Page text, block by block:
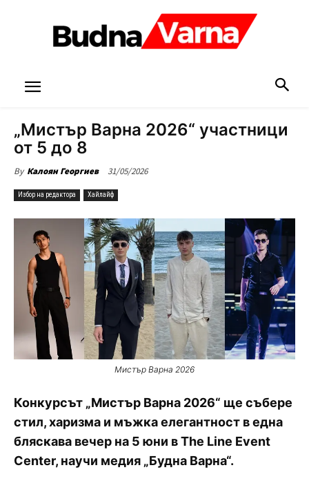
„Мистър Варна 2026“ участници
от 5 до 8
By Калоян Георгиев 31/05/2026
Избор на редактора Хайлайф
Мистър Варна 2026
Конкурсът „Мистър Варна 2026“ ще събере
стил, харизма и мъжка елегантност в една
бляскава вечер на 5 юни в The Line Event
Center, научи медия „Будна Варна“.